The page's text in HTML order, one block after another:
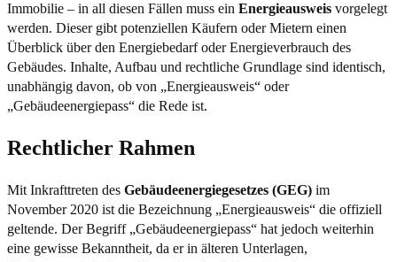
Immobilie – in all diesen Fällen muss ein Energieausweis vorgelegt
werden. Dieser gibt potenziellen Käufern oder Mietern einen
Überblick über den Energiebedarf oder Energieverbrauch des
Gebäudes. Inhalte, Aufbau und rechtliche Grundlage sind identisch,
unabhängig davon, ob von „Energieausweis“ oder
„Gebäudeenergiepass“ die Rede ist.
Rechtlicher Rahmen
Mit Inkrafttreten des Gebäudeenergiegesetzes (GEG) im
November 2020 ist die Bezeichnung „Energieausweis“ die offiziell
geltende. Der Begriff „Gebäudeenergiepass“ hat jedoch weiterhin
eine gewisse Bekanntheit, da er in älteren Unterlagen,